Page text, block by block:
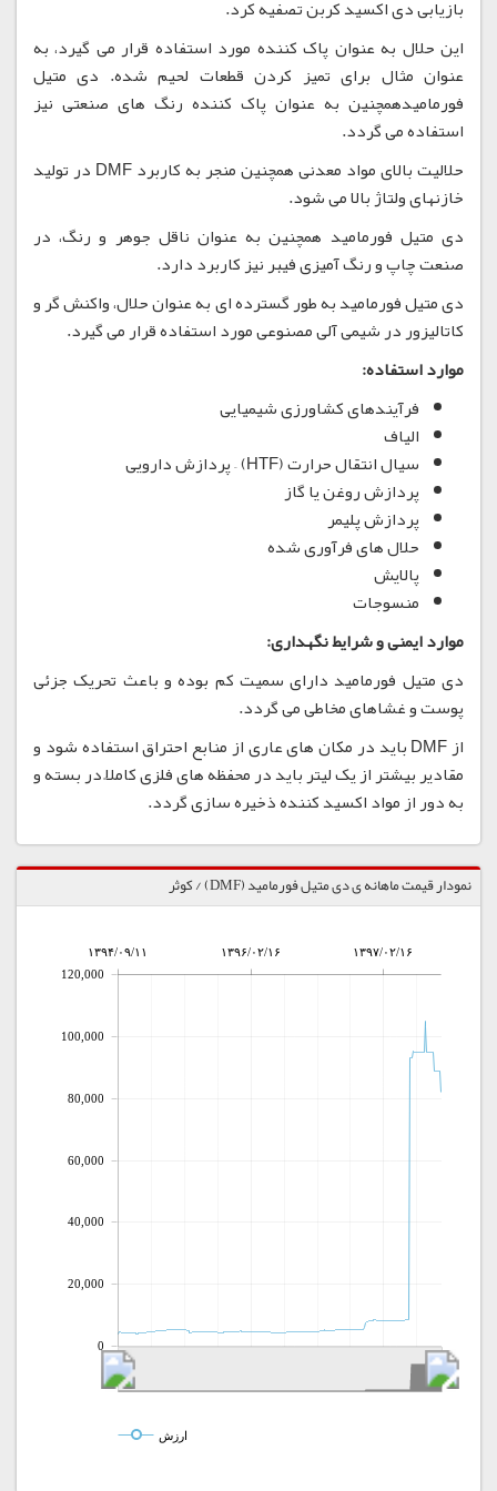
بازیابی دی اکسید کربن تصفیه کرد.
این حلال به عنوان پاک کننده مورد استفاده قرار می گیرد، به
عنوان مثال برای تمیز کردن قطعات لحیم شده. دی متیل
فورمامیدهمچنین به عنوان پاک کننده رنگ های صنعتی نیز
استفاده می گردد.
حلالیت بالای مواد معدنی همچنین منجر به کاربرد DMF در تولید
خازنهای ولتاژ بالا می شود.
دی متیل فورمامید همچنین به عنوان ناقل جوهر و رنگ، در
صنعت چاپ و رنگ آمیزی فیبر نیز کاربرد دارد.
دی متیل فورمامید به طور گسترده ای به عنوان حلال، واکنش گر و
کاتالیزور در شیمی آلی مصنوعی مورد استفاده قرار می گیرد.
موارد استفاده:
فرآیندهای کشاورزی شیمیایی
الیاف
سیال انتقال حرارت (HTF) – پردازش دارویی
پردازش روغن یا گاز
پردازش پلیمر
حلال های فرآوری شده
پالایش
منسوجات
موارد ایمنی و شرایط نگهداری:
دی متیل فورمامید دارای سمیت کم بوده و باعث تحریک جزئی
پوست و غشاهای مخاطی می گردد.
از DMF باید در مکان های عاری از منابع احتراق استفاده شود و
مقادیر بیشتر از یک لیتر باید در محفظه های فلزی کاملاً در بسته و
به دور از مواد اکسید کننده ذخیره سازی گردد.
نمودار قیمت ماهانه ی دی متیل فورمامید (DMF) / کوثر
۱۳۹۴/۰۹/۱۱ ۱۳۹۶/۰۲/۱۶ ۱۳۹۷/۰۲/۱۶
0
20,000
40,000
60,000
80,000
100,000
120,000
ارزش